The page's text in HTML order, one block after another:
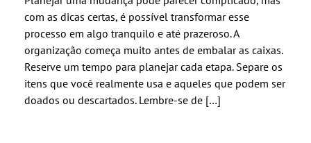
com as dicas certas, é possível transformar esse
processo em algo tranquilo e até prazeroso. A
organização começa muito antes de embalar as caixas.
Reserve um tempo para planejar cada etapa. Separe os
itens que você realmente usa e aqueles que podem ser
doados ou descartados. Lembre-se de […]